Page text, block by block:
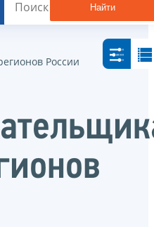
Найти
России